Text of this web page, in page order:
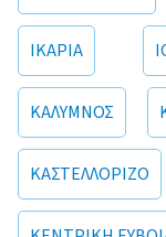
ΙΚΑΡΙΑ
ΚΑΛΥΜΝΟΣ
ΚΑΣΤΕΛΛΟΡΙΖΟ